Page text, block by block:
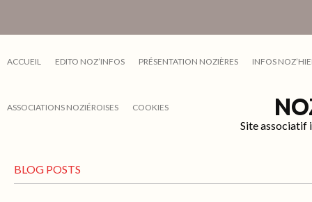
ACCUEIL EDITO NOZ’INFOS PRÉSENTATION NOZIÈRES INFOS
ASSOCIATIONS NOZIÉROISES COOKIES
Site associatif
BLOG POSTS